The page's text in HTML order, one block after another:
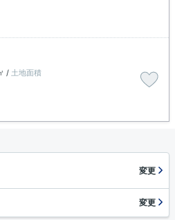
/ 土地面積
変更
変更